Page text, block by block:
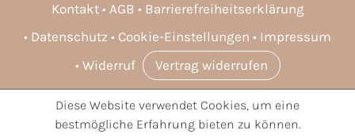
Kontakt
AGB
Barrierefreiheitserklärung
Datenschutz
Cookie-Einstellungen
Impressum
Widerruf
Vertrag widerrufen
* Alle Preise inkl. gesetzl. Mehrwertsteuer zzgl.Versandkosten
und ggf. Nachnahmegebühren, wenn nicht anders angegeben.
Diese Website verwendet Cookies, um eine
bestmögliche Erfahrung bieten zu können.